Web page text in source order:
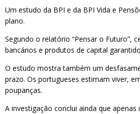
Um estudo da BPI e da BPI Vida e
plano.
Segundo o relatório “Pensar o Futuro”,
bancários e produtos de capital
O estudo mostra também um
prazo. Os portugueses estimam viver,
poupanças.
A investigação conclui ainda que